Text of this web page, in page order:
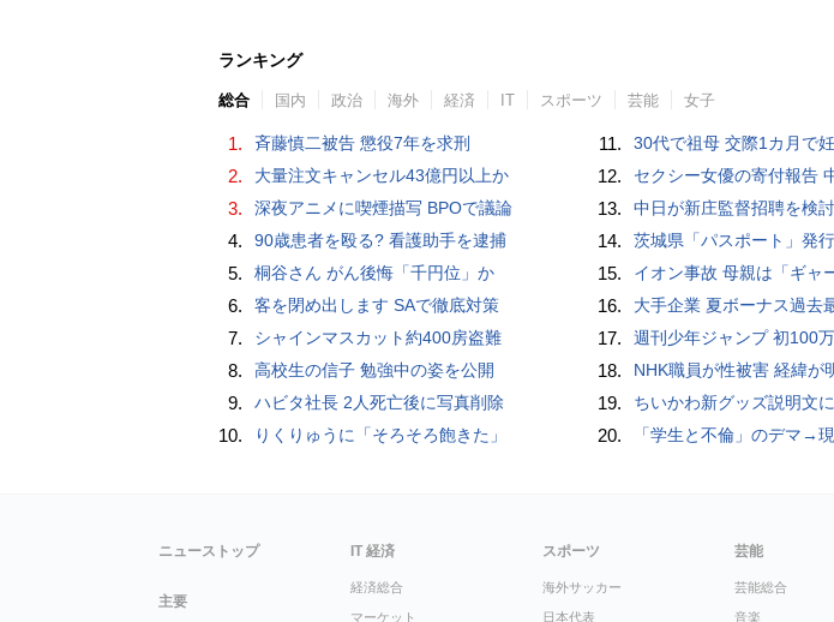
ランキング
総合 国内 政治 海外 経済 IT スポーツ 芸能 女子
1. 斉藤慎二被告 懲役7年を求刑
2. 大量注文キャンセル43億円以上か
3. 深夜アニメに喫煙描写 BPOで議論
4. 90歳患者を殴る? 看護助手を逮捕
5. 桐谷さん がん後悔「千円位」か
6. 客を閉め出します SAで徹底対策
7. シャインマスカット約400房盗難
8. 高校生の信子 勉強中の姿を公開
9. ハビタ社長 2人死亡後に写真削除
10. りくりゅうに「そろそろ飽きた」
11. 30代で祖母 交際1カ月で
12. セクシー女優の寄付報告
13. 中日が新庄監督招聘を検
14. 茨城県「パスポート」発
15. イオン事故 母親は「ギャ
16. 大手企業 夏ボーナス過去
17. 週刊少年ジャンプ 初100
18. NHK職員が性被害 経緯が
19. ちいかわ新グッズ説明文に
20. 「学生と不倫」のデマ→
ニューストップ
主要
IT 経済
経済総合
マーケット
スポーツ
海外サッカー
日本代表
芸能
芸能総合
音楽